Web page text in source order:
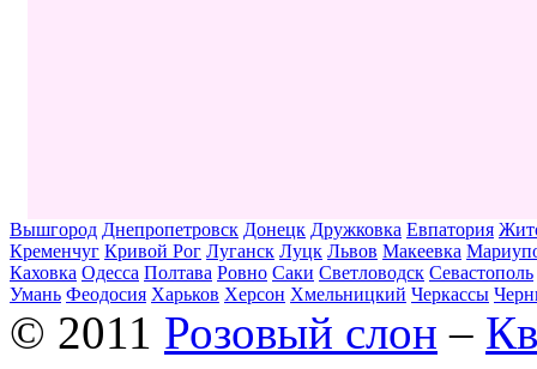
Вышгород Днепропетровск Донецк Дружковка Евпатория
Кременчуг Кривой Рог Луганск Луцк Львов Макеевка
Каховка Одесса Полтава Ровно Саки Светловодск Севастополь
Умань Феодосия Харьков Херсон Хмельницкий Черкассы
© 2011 Розовый слон –